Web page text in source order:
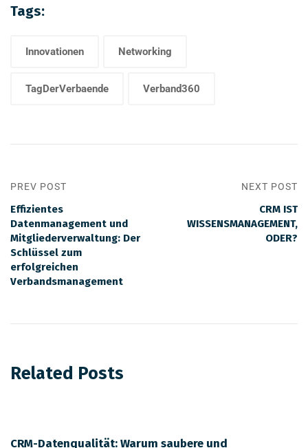
Tags:
Innovationen Networking
TagDerVerbaende Verband360
PREV POST
Effizientes
Datenmanagement und
Mitgliederverwaltung: Der
Schlüssel zum
erfolgreichen
Verbandsmanagement
NEXT POST
CRM IST
WISSENSMANAGEMENT,
ODER?
Related Posts
CRM-Datenqualität: Warum saubere und